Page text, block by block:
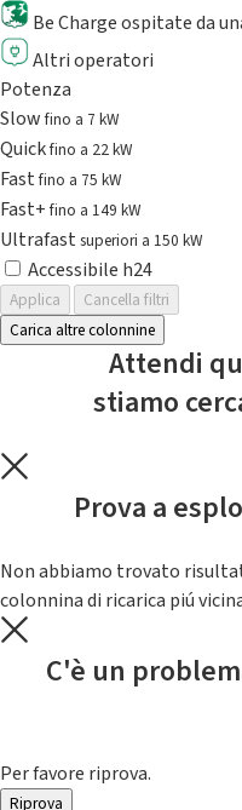
Be Charge ospitate da
Altri operatori
Potenza
Slowfino a 7 kW
Quickfino a 22 kW
Fastfino a 75 kW
Fast+fino a 149 kW
Ultrafast superiori a 150 kW
Accessibile h24
Applica
Cancella filtri
Carica altre colonnine
Attendi
stiamo
Prova a
Non abbiamo trovato
colonnina di ricarica piú
C'è un
Per favore riprova.
Riprova